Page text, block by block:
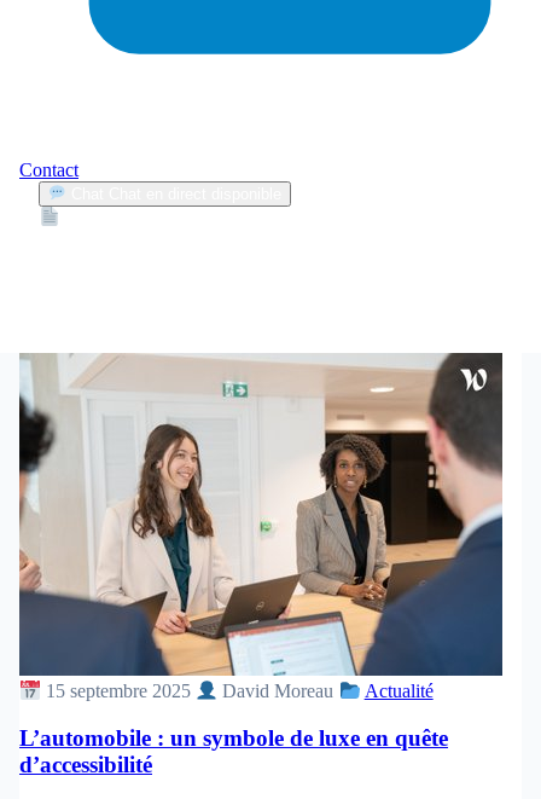
Contact
15 septembre 2025 David Moreau Actualité
L’automobile : un symbole de luxe en quête
d’accessibilité